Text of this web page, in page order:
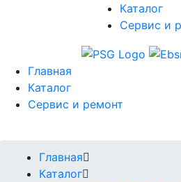
Каталог
Сервис и
Главная
Каталог
Сервис и ремонт
Главная
Каталог